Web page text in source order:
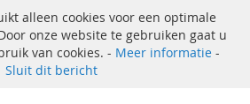
alleen cookies voor een optimale
onze website te gebruiken gaat u
van cookies. - Meer informatie -
Sluit dit bericht